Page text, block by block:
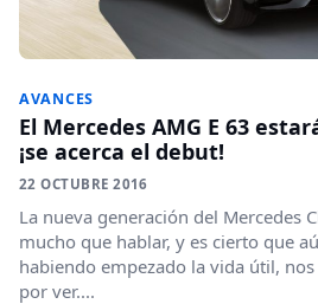
AVANCES
El Mercedes AMG E 63
¡se acerca el debut!
22 OCTUBRE 2016
La nueva generación del Mercedes
mucho que hablar, y es cierto que
habiendo empezado la vida útil,
por ver....